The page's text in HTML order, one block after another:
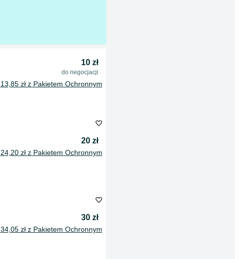
10 zł
do negocjacji
13,85 zł z Pakietem Ochronnym
20 zł
24,20 zł z Pakietem Ochronnym
30 zł
34,05 zł z Pakietem Ochronnym